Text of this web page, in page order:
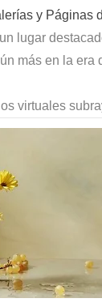
y Páginas
lugar
más en la era
virtuales